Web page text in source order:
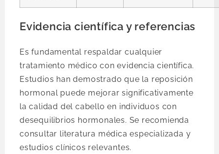
Evidencia científica y referencias
Es fundamental respaldar cualquier
tratamiento médico con evidencia científica.
Estudios han demostrado que la reposición
hormonal puede mejorar significativamente
la calidad del cabello en individuos con
desequilibrios hormonales. Se recomienda
consultar literatura médica especializada y
estudios clínicos relevantes.